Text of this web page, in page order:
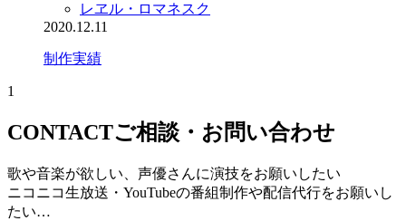
レヱル・ロマネスク
2020.12.11
制作実績
1
CONTACTご相談・お問い合わせ
歌や音楽が欲しい、声優さんに演技をお願いしたい
ニコニコ生放送・YouTubeの番組制作や配信代行をお願いし
たい…